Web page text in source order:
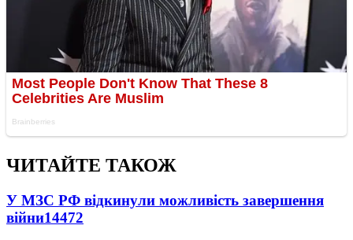
ЧИТАЙТЕ ТАКОЖ
У МЗС РФ відкинули можливість завершення
війни14472